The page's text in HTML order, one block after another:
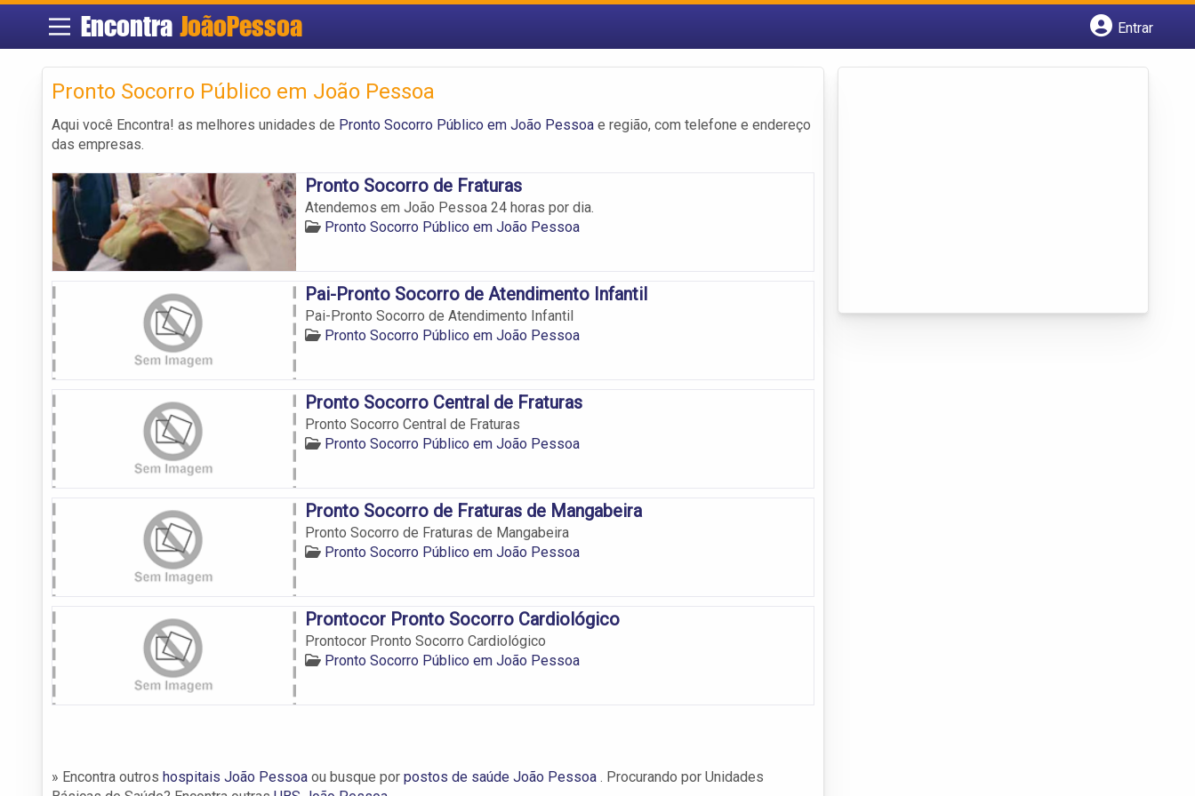
Encontra JoãoPessoa
Entrar
Pronto Socorro Público em João Pessoa
Aqui você Encontra! as melhores unidades de Pronto Socorro Público em João Pessoa e região, com telefone e endereço
das empresas.
Pronto Socorro de Fraturas
Atendemos em João Pessoa 24 horas por dia.
Pronto Socorro Público em João Pessoa
Pai-Pronto Socorro de Atendimento Infantil
Pai-Pronto Socorro de Atendimento Infantil
Pronto Socorro Público em João Pessoa
Pronto Socorro Central de Fraturas
Pronto Socorro Central de Fraturas
Pronto Socorro Público em João Pessoa
Pronto Socorro de Fraturas de Mangabeira
Pronto Socorro de Fraturas de Mangabeira
Pronto Socorro Público em João Pessoa
Prontocor Pronto Socorro Cardiológico
Prontocor Pronto Socorro Cardiológico
Pronto Socorro Público em João Pessoa
» Encontra outros hospitais João Pessoa ou busque por postos de saúde João Pessoa . Procurando por Unidades